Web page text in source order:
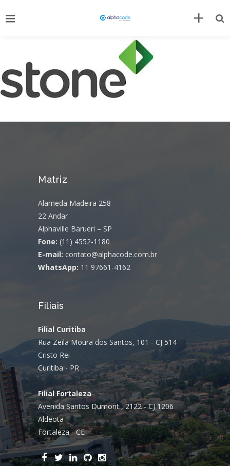
Matriz
Alameda Madeira 258 -
22 Andar
Alphaville Barueri – SP
Fone: (11) 4552-1180
E-mail: contato@alphacode.com.br
WhatsApp: 11 97661-4162
Filiais
Filial Curitiba
Rua Zeila Moura dos Santos, 101 - CJ 514
Cristo Rei
Curitiba - PR
Filial Fortaleza
Avenida Santos Dumont , 2122 - CJ 1206
Aldeota
Fortaleza - CE